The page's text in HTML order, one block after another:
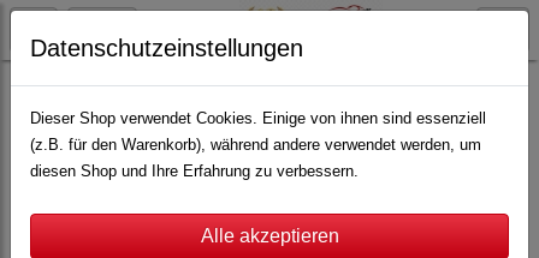
Carrera Servo Servo 140 Beschlagteile
Sortierung wählen
Datenschutzeinstellungen
Dieser Shop verwendet Cookies. Einige von ihnen sind essenziell
(z.B. für den Warenkorb), während andere verwendet werden, um
diesen Shop und Ihre Erfahrung zu verbessern.